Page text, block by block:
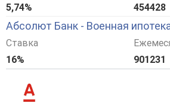
5,74% 454428
Абсолют Банк - Военная
Ставка
16%
901231